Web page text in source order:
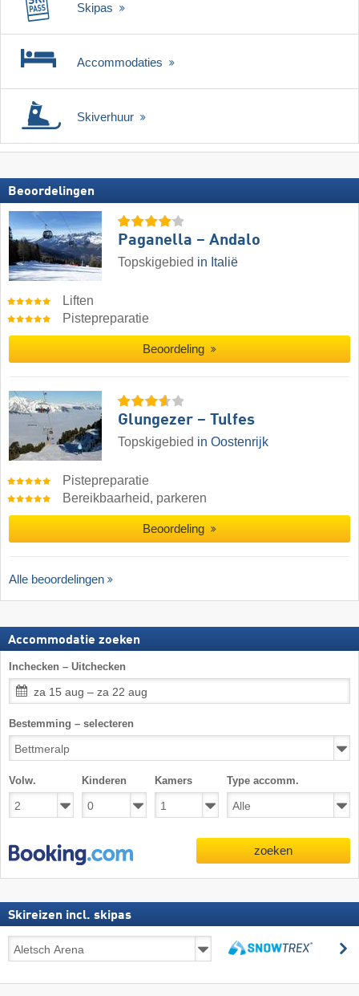
Skipas
Accommodaties
Skiverhuur
Beoordelingen
Paganella – Andalo
Topskigebied in Italië
Liften
Pistepreparatie
Beoordeling
Glungezer – Tulfes
Topskigebied in Oostenrijk
Pistepreparatie
Bereikbaarheid, parkeren
Beoordeling
Alle beoordelingen
Accommodatie zoeken
Inchecken – Uitchecken
za 15 aug – za 22 aug
Bestemming – selecteren
Volw. Kinderen Kamers Type accomm.
zoeken
Skireizen incl. skipas
Skireizen
incl.